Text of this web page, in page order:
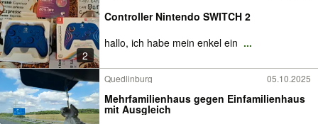
2
Controller Nintendo SWITCH 2
hallo, ich habe mein enkel ein ...
Quedlinburg 05.10.2025
Mehrfamilienhaus gegen Einfamilienhaus
mit Ausgleich